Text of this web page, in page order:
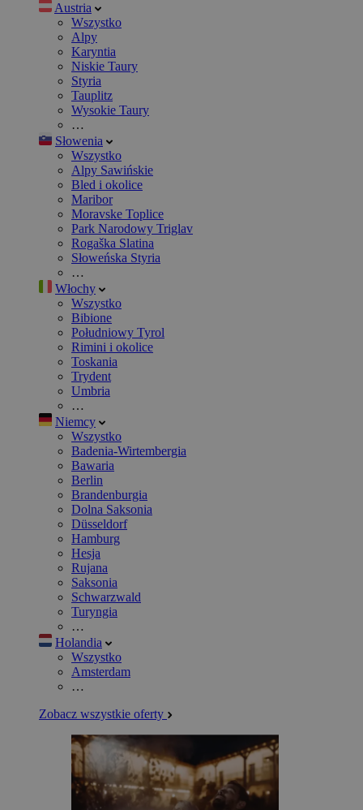
Austria
Wszystko
Alpy
Karyntia
Niskie Taury
Styria
Tauplitz
Wysokie Taury
…
Słowenia
Wszystko
Alpy Sawińskie
Bled i okolice
Maribor
Moravske Toplice
Park Narodowy Triglav
Rogaška Slatina
Słoweńska Styria
…
Włochy
Wszystko
Bibione
Południowy Tyrol
Rimini i okolice
Toskania
Trydent
Umbria
…
Niemcy
Wszystko
Badenia-Wirtembergia
Bawaria
Berlin
Brandenburgia
Dolna Saksonia
Düsseldorf
Hamburg
Hesja
Rujana
Saksonia
Schwarzwald
Turyngia
…
Holandia
Wszystko
Amsterdam
…
Zobacz wszystkie oferty